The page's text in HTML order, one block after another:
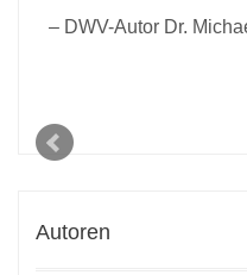
DWV-Autor Dr.
Autoren